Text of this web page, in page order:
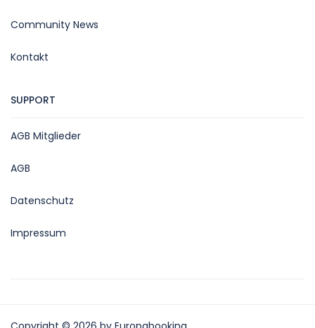
Community News
Kontakt
SUPPORT
AGB Mitglieder
AGB
Datenschutz
Impressum